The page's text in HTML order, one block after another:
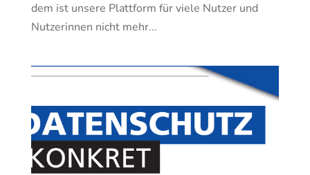
dem ist unsere Plattform für viele Nutzer und
Nutzerinnen nicht mehr...